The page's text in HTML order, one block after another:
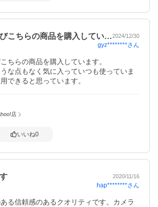
こちらの商品を購入してい…2024/12/30
gyz********さん
ちらの商品を購入しています。
な点もなく気に入っていつも使っていま
できると思っています。
店
いいね0
2020/11/16
hap********さん
る信頼感のあるクオリティです。カメラ